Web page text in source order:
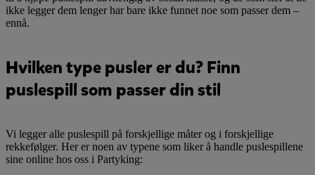
ikke legger dem lenger har bare ikke funnet noe som passer dem –
ennå.
Hvilken type pusler er du? Finn
puslespill som passer din stil
Vi legger alle puslespill på forskjellige måter og i forskjellige
rekkefølger. Her er noen av typene som liker å handle puslespillene
sine online hos oss i Partyking: